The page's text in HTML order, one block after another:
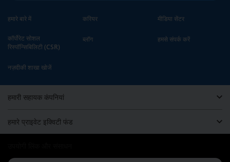
हमारे बारे में करियर मीडिया सेंटर
कॉर्पोरेट सोशल
रिस्पॉन्सिबिलिटी (CSR)
ब्लॉग हमसे संपर्क करें
नज़दीकी शाखा खोजें
हमारी सहायक कंपनियां
हमारे प्राइवेट इक्विटी फंड